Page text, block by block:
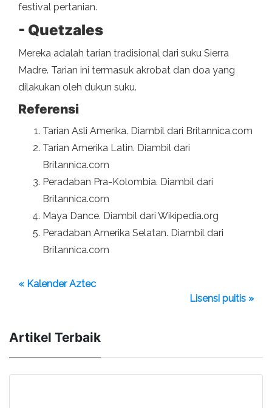
festival pertanian.
- Quetzales
Mereka adalah tarian tradisional dari suku Sierra
Madre. Tarian ini termasuk akrobat dan doa yang
dilakukan oleh dukun suku.
Referensi
Tarian Asli Amerika. Diambil dari Britannica.com
Tarian Amerika Latin. Diambil dari
Britannica.com
Peradaban Pra-Kolombia. Diambil dari
Britannica.com
Maya Dance. Diambil dari Wikipedia.org
Peradaban Amerika Selatan. Diambil dari
Britannica.com
« Kalender Aztec
Lisensi puitis »
Artikel Terbaik